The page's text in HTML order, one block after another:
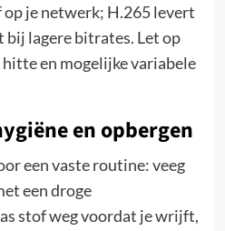
je netwerk; H.265 levert
lagere bitrates. Let op
en mogelijke variabele
en opbergen
een vaste routine: veeg
een droge
stof weg voordat je wrijft,